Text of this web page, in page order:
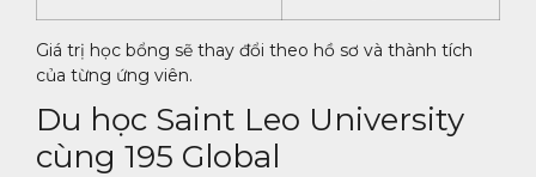
Giá trị học bổng sẽ thay đổi theo hồ sơ và thành tích
của từng ứng viên.
Du học Saint Leo University
cùng 195 Global